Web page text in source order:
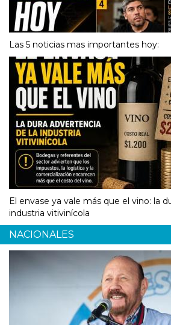
Las 5 noticias mas importantes hoy:
El envase ya vale más que el vino: la
industria vitivinícola
NACIONALES